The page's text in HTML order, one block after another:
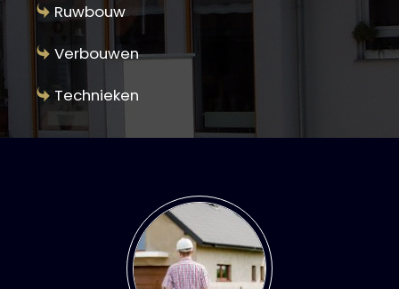
Ruwbouw
Verbouwen
Technieken